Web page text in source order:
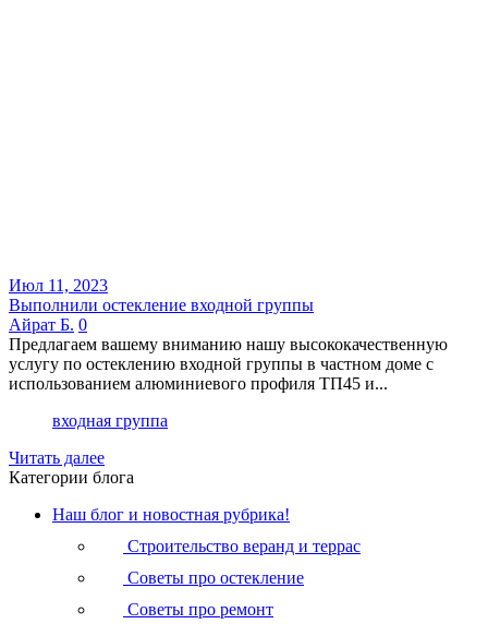
Июл 11, 2023
Выполнили остекление входной группы
Айрат Б. 0
Предлагаем вашему вниманию нашу высококачественную
услугу по остеклению входной группы в частном доме с
использованием алюминиевого профиля ТП45 и...
входная группа
Читать далее
Категории блога
Наш блог и новостная рубрика!
Строительство веранд и террас
Советы про остекление
Советы про ремонт